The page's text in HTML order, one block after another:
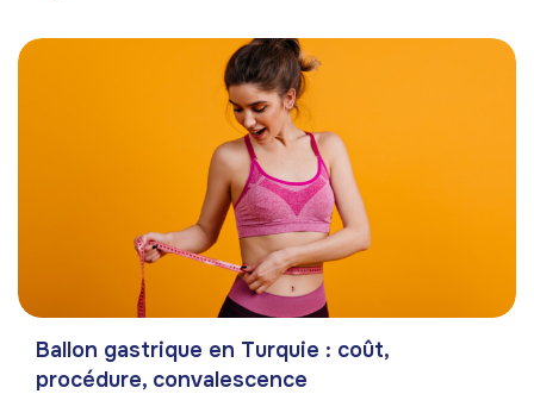
Ballon gastrique en Turquie : coût,
procédure, convalescence